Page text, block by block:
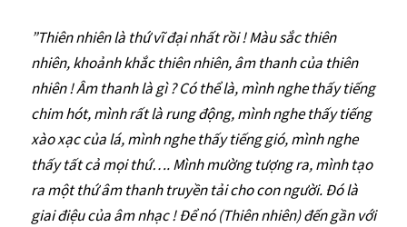
”Thiên nhiên là thứ vĩ đại nhất rồi ! Màu sắc thiên
nhiên, khoảnh khắc thiên nhiên, âm thanh của thiên
nhiên ! Âm thanh là gì ? Có thể là, mình nghe thấy tiếng
chim hót, mình rất là rung động, mình nghe thấy tiếng
xào xạc của lá, mình nghe thấy tiếng gió, mình nghe
thấy tất cả mọi thứ…. Mình mường tượng ra, mình tạo
ra một thứ âm thanh truyền tải cho con người. Đó là
giai điệu của âm nhạc ! Để nó (Thiên nhiên) đến gần với